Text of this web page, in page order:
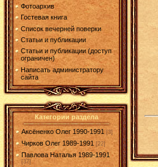
Фотоархив
Гостевая книга
Список вечерней поверки
Статьи и публикации
Статьи и публикации (доступ
ограничен)
Написать администратору
сайта
Категории раздела
Аксёненко Олег 1990-1991 [3]
Чирков Олег 1989-1991 [22]
Павлова Наталья 1989-1991
[37]